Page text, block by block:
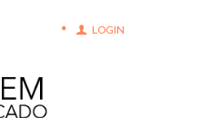
LOGIN